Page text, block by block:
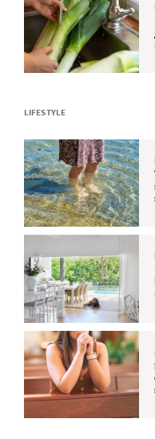
LIFESTYLE